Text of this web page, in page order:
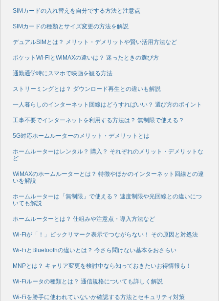
SIMカードの入れ替えを自分でする方法と注意点
SIMカードの種類とサイズ変更の方法を解説
デュアルSIMとは？ メリット・デメリットや賢い活用方法など
ポケットWi-FiとWiMAXの違いは？ 迷ったときの選び方
通勤通学時にスマホで映画を観る方法
ストリーミングとは？ ダウンロード再生との違いも解説
一人暮らしのインターネット回線はどうすればいい？ 選び方のポイント
工事不要でインターネットを利用する方法は？ 無制限で使える？
5G対応ホームルーターのメリット・デメリットとは
ホームルーターはレンタル？ 購入？ それぞれのメリット・デメリットな
ど
WiMAXのホームルーターとは？ 特徴やほかのインターネット回線との違
いを解説
ホームルーターは「無制限」で使える？ 速度制限や光回線との違いにつ
いても解説
ホームルーターとは？ 仕組みや注意点・導入方法など
Wi-Fiが「！」ビックリマーク表示でつながらない！ その原因と対処法
Wi-FiとBluetoothの違いとは？ 今さら聞けない基本をおさらい
MNPとは？ キャリア変更を検討中なら知っておきたいお得情報も！
Wi-Fiルータの種類とは？ 通信規格についても詳しく解説
Wi-Fiを勝手に使われていないか確認する方法とセキュリティ対策